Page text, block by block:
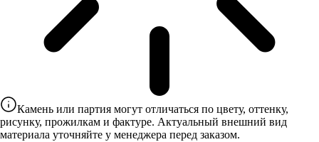
Камень или партия могут отличаться по цвету, оттенку,
рисунку, прожилкам и фактуре. Актуальный внешний вид
материала уточняйте у менеджера перед заказом.